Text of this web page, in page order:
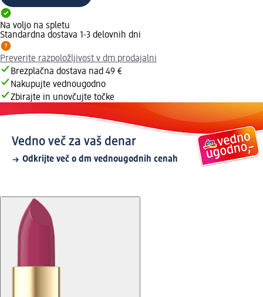
Na voljo na spletu
Standardna dostava 1-3 delovnih dni
Preverite razpoložljivost v dm prodajalni
Brezplačna dostava nad 49 €
Nakupujte vednougodno
Zbirajte in unovčujte točke
Vedno več za vaš denar
Odkrijte več o dm vednougodnih cenah